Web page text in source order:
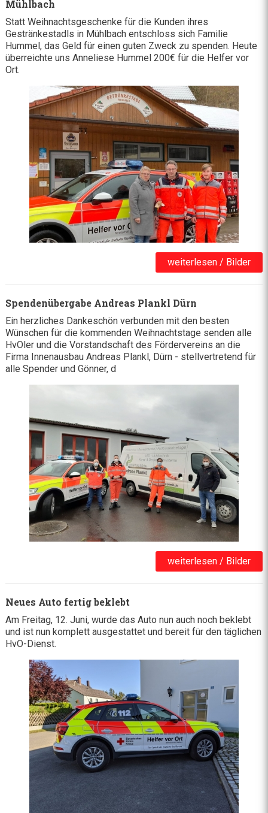
Mühlbach
Statt Weihnachtsgeschenke für die Kunden ihres
Gestränkestadls in Mühlbach entschloss sich Familie
Hummel, das Geld für einen guten Zweck zu spenden. Heute
überreichte uns Anneliese Hummel 200€ für die Helfer vor
Ort.
weiterlesen / Bilder
Spendenübergabe Andreas Plankl Dürn
Ein herzliches Dankeschön verbunden mit den besten
Wünschen für die kommenden Weihnachtstage senden alle
HvOler und die Vorstandschaft des Fördervereins an die
Firma Innenausbau Andreas Plankl, Dürn - stellvertretend für
alle Spender und Gönner, d
weiterlesen / Bilder
Neues Auto fertig beklebt
Am Freitag, 12. Juni, wurde das Auto nun auch noch beklebt
und ist nun komplett ausgestattet und bereit für den täglichen
HvO-Dienst.